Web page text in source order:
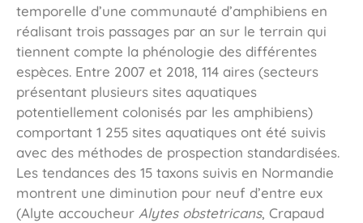
temporelle d’une communauté d’amphibiens en
réalisant trois passages par an sur le terrain qui
tiennent compte la phénologie des différentes
espèces. Entre 2007 et 2018, 114 aires (secteurs
présentant plusieurs sites aquatiques
potentiellement colonisés par les amphibiens)
comportant 1 255 sites aquatiques ont été suivis
avec des méthodes de prospection standardisées.
Les tendances des 15 taxons suivis en Normandie
montrent une diminution pour neuf d’entre eux
(Alyte accoucheur Alytes obstetricans, Crapaud